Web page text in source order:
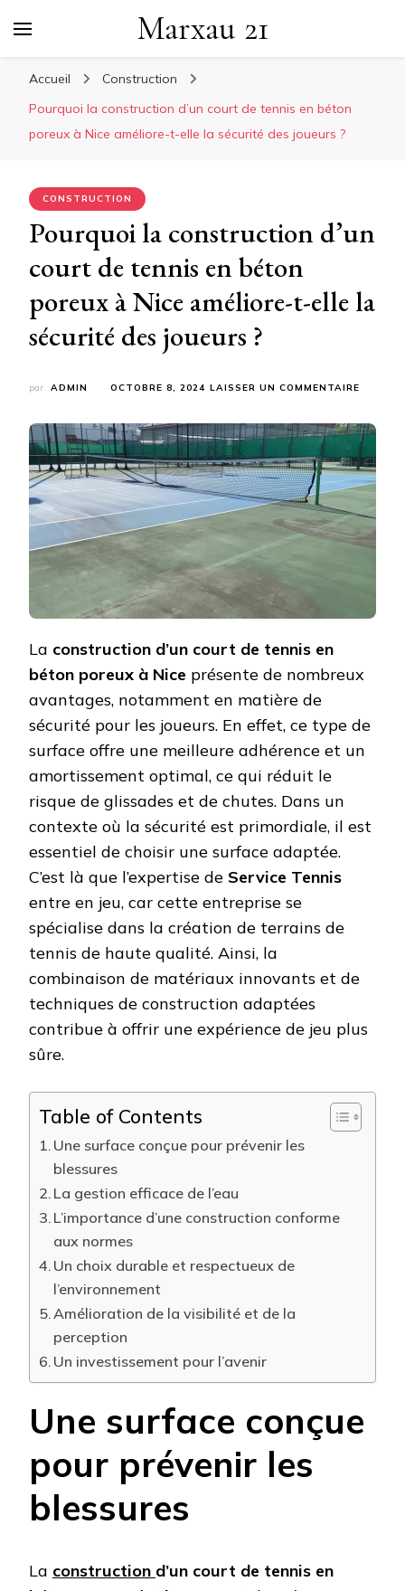
Marxau 21
Accueil
Construction
Pourquoi la construction d’un court de tennis en béton
poreux à Nice améliore-t-elle la sécurité des joueurs ?
CONSTRUCTION
Pourquoi la construction d’un
court de tennis en béton
poreux à Nice améliore-t-elle la
sécurité des joueurs ?
par ADMIN OCTOBRE 8, 2024 LAISSER UN COMMENTAIRE
COURT
DE
EN
BÉTON
POREUX
DES
La construction d’un court de tennis en
béton poreux à Nice présente de nombreux
avantages, notamment en matière de
sécurité pour les joueurs. En effet, ce type de
surface offre une meilleure adhérence et un
amortissement optimal, ce qui réduit le
risque de glissades et de chutes. Dans un
contexte où la sécurité est primordiale, il est
essentiel de choisir une surface adaptée.
C’est là que l’expertise de Service Tennis
entre en jeu, car cette entreprise se
spécialise dans la création de terrains de
tennis de haute qualité. Ainsi, la
combinaison de matériaux innovants et de
techniques de construction adaptées
contribue à offrir une expérience de jeu plus
sûre.
Table of Contents
Une surface conçue pour prévenir les
blessures
La gestion efficace de l’eau
L’importance d’une construction conforme
aux normes
Un choix durable et respectueux de
l’environnement
Amélioration de la visibilité et de la
perception
Un investissement pour l’avenir
Une surface conçue
pour prévenir les
blessures
La construction d’un court de tennis en